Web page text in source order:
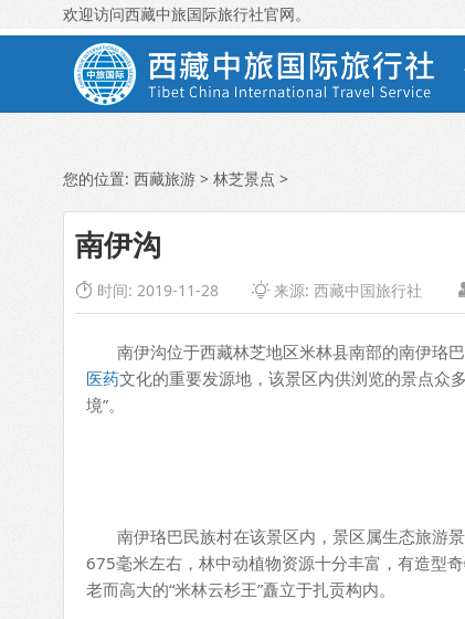
欢迎访问西藏中旅国际旅行社官网。
您的位置: 西藏旅游 > 林芝景点 >
南伊沟
 时间: 2019-11-28 来源: 西藏中国旅行社
南伊沟位于西藏林芝地区米林县南部的南伊珞巴
医药文化的重要发源地，该景区内供浏览的景点众
境”。
南伊珞巴民族村在该景区内，景区属生态旅游景
675毫米左右，林中动植物资源十分丰富，有造型
老而高大的“米林云杉王”矗立于扎贡构内。